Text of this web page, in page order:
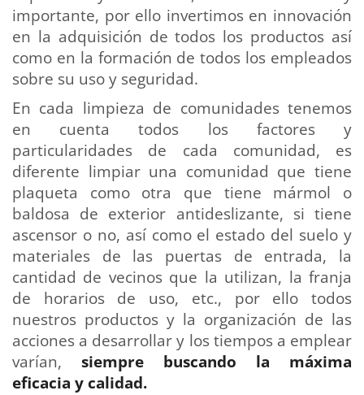
importante, por ello invertimos en innovación
en la adquisición de todos los productos así
como en la formación de todos los empleados
sobre su uso y seguridad.
En cada limpieza de comunidades tenemos
en cuenta todos los factores y
particularidades de cada comunidad, es
diferente limpiar una comunidad que tiene
plaqueta como otra que tiene mármol o
baldosa de exterior antideslizante, si tiene
ascensor o no, así como el estado del suelo y
materiales de las puertas de entrada, la
cantidad de vecinos que la utilizan, la franja
de horarios de uso, etc., por ello todos
nuestros productos y la organización de las
acciones a desarrollar y los tiempos a emplear
varían, siempre buscando la máxima
eficacia y calidad.